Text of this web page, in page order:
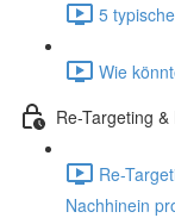
5
Wie
Re-Targeting
Re-
Nachhinein